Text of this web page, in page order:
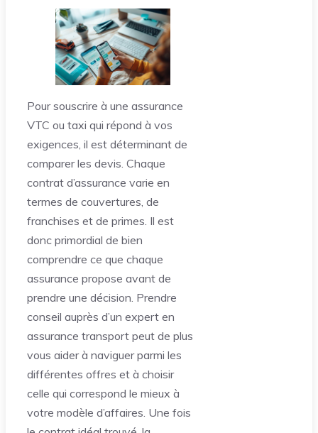
Pour souscrire à une assurance
VTC ou taxi qui répond à vos
exigences, il est déterminant de
comparer les devis. Chaque
contrat d’assurance varie en
termes de couvertures, de
franchises et de primes. Il est
donc primordial de bien
comprendre ce que chaque
assurance propose avant de
prendre une décision. Prendre
conseil auprès d’un expert en
assurance transport peut de plus
vous aider à naviguer parmi les
différentes offres et à choisir
celle qui correspond le mieux à
votre modèle d’affaires. Une fois